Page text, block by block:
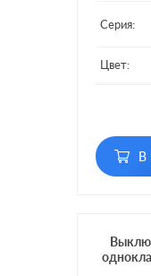
Серия:
Цвет:
клавиш:
В